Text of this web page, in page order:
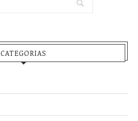
CATEGORIAS